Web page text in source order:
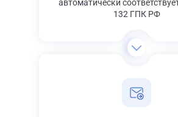
автоматически
132 ГПК РФ